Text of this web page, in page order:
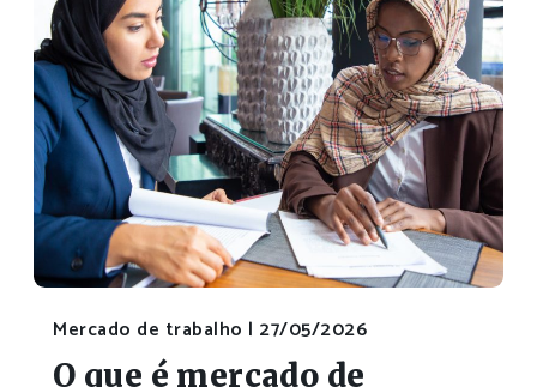
Mercado de trabalho | 27/05/2026
O que é mercado de